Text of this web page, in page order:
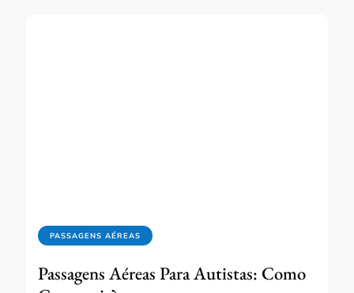
PASSAGENS AÉREAS
Passagens Aéreas Para Autistas: Como